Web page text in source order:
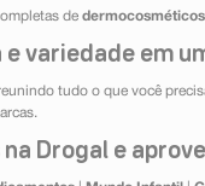
de dermocosméticos
variedade em
tudo o que você
Drogal e